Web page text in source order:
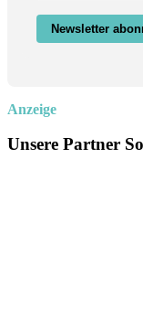
Newsletter
Anzeige
Unsere Partner